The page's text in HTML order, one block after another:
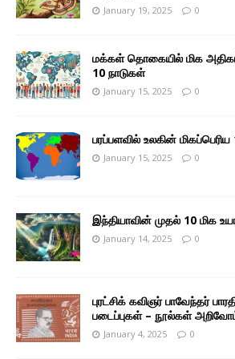
January 19, 2025 0
மக்கள் தொகையில் மிக
10 நாடுகள்
January 15, 2025 0
பரப்பளவில் உலகின்
January 15, 2025 0
இந்தியாவின் முதல் 10 மிக
January 14, 2025 0
புரட்சிக் கவிஞர் பாவேந்தர்
படைப்புகள் – நூல்கள்
January 4, 2025 0